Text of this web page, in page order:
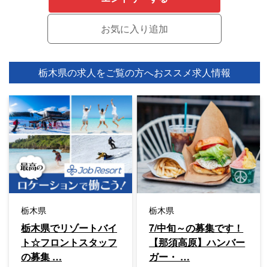
栃木県の求人をご覧の方へおススメ求人情報
栃木県
栃木県でリゾートバイ
ト☆フロントスタッフ
の募集 …
栃木県
7/中旬～の募集です！
【那須高原】ハンバー
ガー・ …